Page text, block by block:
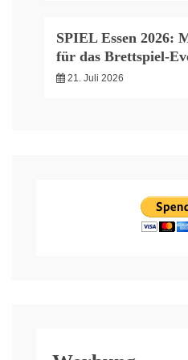
SPIEL Essen 2026:
für das Brettspiel-
21. Juli 2026